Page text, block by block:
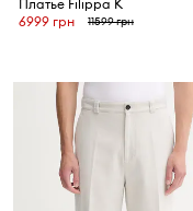
Платье Filippa K
6999 грн
11599 грн